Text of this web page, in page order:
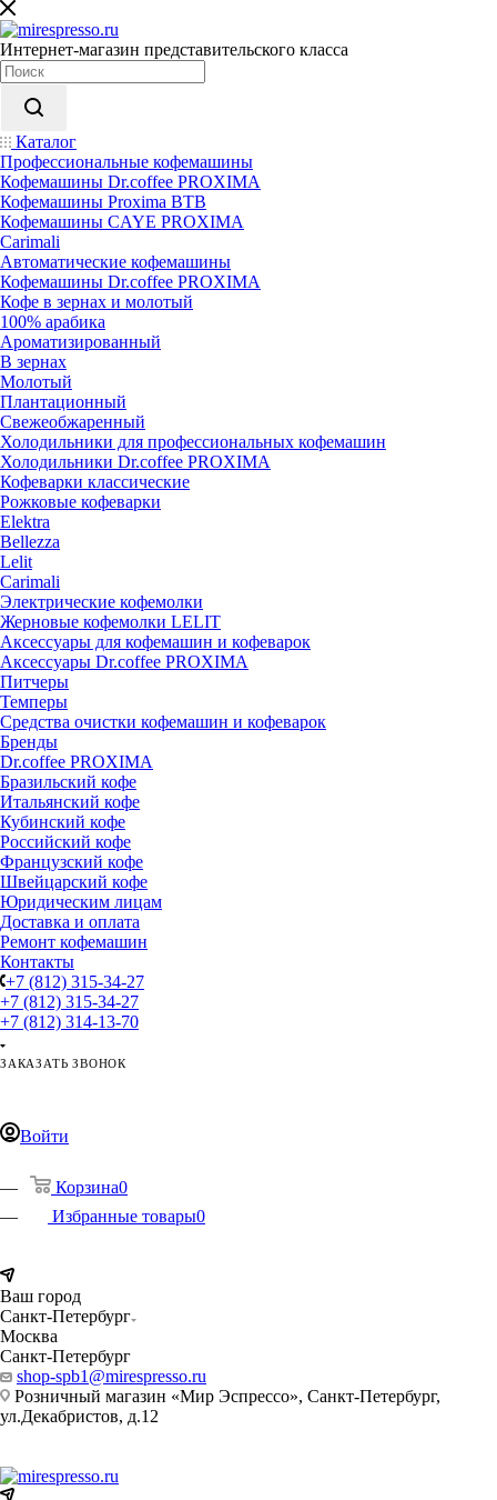
Интернет-магазин представительского класса
Каталог
Профессиональные кофемашины
Кофемашины Dr.coffee PROXIMA
Кофемашины Proxima BTB
Кофемашины CAYE PROXIMA
Carimali
Автоматические кофемашины
Кофемашины Dr.coffee PROXIMA
Кофе в зернах и молотый
100% арабика
Ароматизированный
В зернах
Молотый
Плантационный
Свежеобжаренный
Холодильники для профессиональных кофемашин
Холодильники Dr.coffee PROXIMA
Кофеварки классические
Рожковые кофеварки
Elektra
Bellezza
Lelit
Carimali
Электрические кофемолки
Жерновые кофемолки LELIT
Аксессуары для кофемашин и кофеварок
Аксессуары Dr.coffee PROXIMA
Питчеры
Темперы
Средства очистки кофемашин и кофеварок
Бренды
Dr.coffee PROXIMA
Бразильский кофе
Итальянский кофе
Кубинский кофе
Российский кофе
Французский кофе
Швейцарский кофе
Юридическим лицам
Доставка и оплата
Ремонт кофемашин
Контакты
+7 (812) 315-34-27
+7 (812) 315-34-27
+7 (812) 314-13-70
ЗАКАЗАТЬ ЗВОНОК
Войти
Корзина0
Избранные товары0
Ваш город
Санкт-Петербург
Москва
Санкт-Петербург
shop-spb1@mirespresso.ru
Розничный магазин «Мир Эспрессо», Санкт-Петербург,
ул.Декабристов, д.12